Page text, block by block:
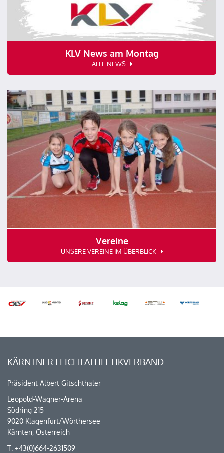
KLV News am Montag
ALLE NEWS
Vereine
UNSERE VEREINE IM ÜBERBLICK
KÄRNTNER LEICHTATHLETIKVERBAND
Präsident Albert Gitschthaler
Leopold-Wagner-Arena
Südring 215
9020 Klagenfurt/Wörthersee
Kärnten, Österreich
T: +43(0)664-2631509